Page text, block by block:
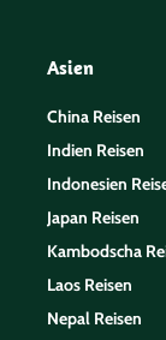
Asien
China Reisen
Indien Reisen
Indonesien
Japan Reisen
Kambodscha
Laos Reisen
Nepal Reisen